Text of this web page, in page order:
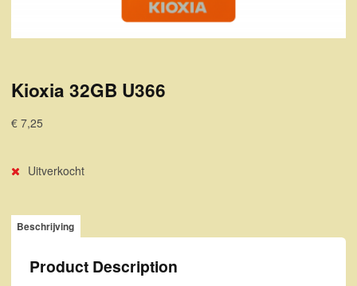
Kioxia 32GB U366
€ 7,25
Uitverkocht
Beschrijving
Product Description